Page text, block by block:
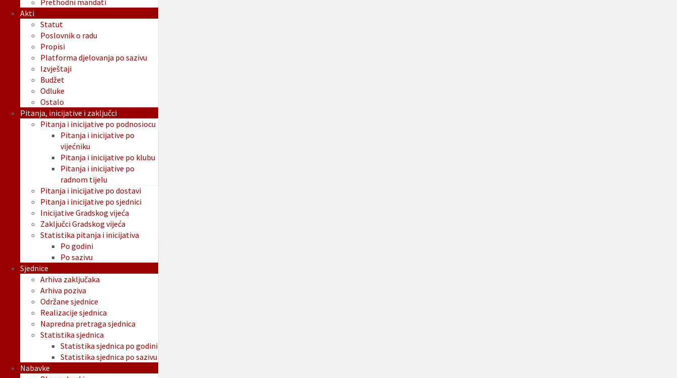
Prethodni mandati
Akti
Statut
Poslovnik o radu
Propisi
Platforma djelovanja po sazivu
Izvještaji
Budžet
Odluke
Ostalo
Pitanja, inicijative i zaključci
Pitanja i inicijative po podnosiocu
Pitanja i inicijative po
vijećniku
Pitanja i inicijative po klubu
Pitanja i inicijative po
radnom tijelu
Pitanja i inicijative po dostavi
Pitanja i inicijative po sjednici
Inicijative Gradskog vijeća
Zaključci Gradskog vijeća
Statistika pitanja i inicijativa
Po godini
Po sazivu
Sjednice
Arhiva zaključaka
Arhiva poziva
Održane sjednice
Realizacije sjednica
Napredna pretraga sjednica
Statistika sjednica
Statistika sjednica po godini
Statistika sjednica po sazivu
Nabavke